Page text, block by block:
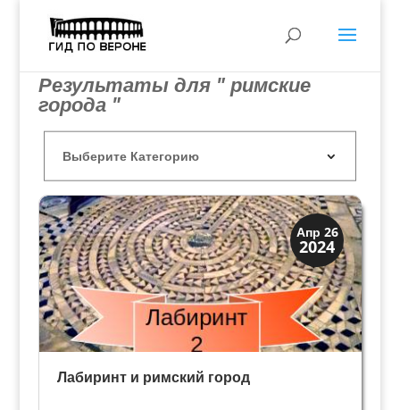
Результаты для " римские
города "
Апр 26
2024
Древний Рим
История
Лабиринт и римский город